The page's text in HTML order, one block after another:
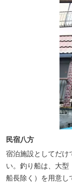
民宿八方
宿泊施設としてだけ
い。釣り船は、大
船長除く）を用意し